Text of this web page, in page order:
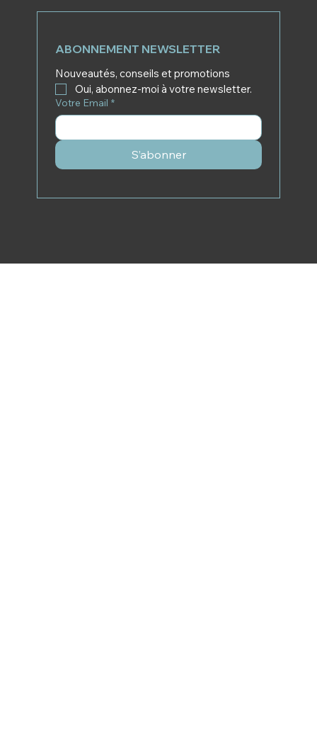
ABONNEMENT NEWSLETTER
Nouveautés, conseils et promotions
Oui, abonnez-moi à votre newsletter.
Votre Email *
S’abonner